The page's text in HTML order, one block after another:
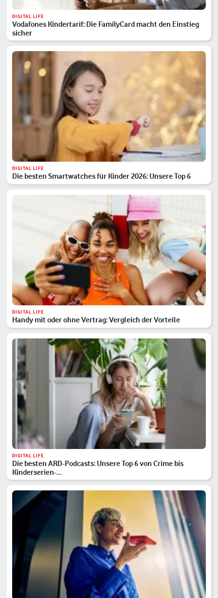
DIGITAL LIFE
Vodafones Kindertarif: Die FamilyCard macht den Einstieg
sicher
DIGITAL LIFE
Die besten Smartwatches für Kinder 2026: Unsere Top 6
DIGITAL LIFE
Handy mit oder ohne Vertrag: Vergleich der Vorteile
DIGITAL LIFE
Die besten ARD-Podcasts: Unsere Top 6 von Crime bis
Kinderserien-…